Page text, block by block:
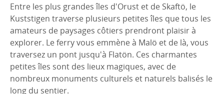
Entre les plus grandes îles d'Orust et de Skaftö, le
Kuststigen traverse plusieurs petites îles que tous les
amateurs de paysages côtiers prendront plaisir à
explorer. Le ferry vous emmène à Malö et de là, vous
traversez un pont jusqu'à Flatön. Ces charmantes
petites îles sont des lieux magiques, avec de
nombreux monuments culturels et naturels balisés le
long du sentier.